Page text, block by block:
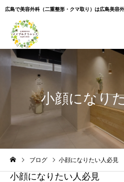
広島で美容外科（二重整形・クマ取り）は広島美容
小顔になり
Warning
: Undefined variable
/home/xs043965/hiroshima-beauty-
content/themes/cure_tcd082/
ブログ 小顔になりたい人必見
小顔になりたい人必見